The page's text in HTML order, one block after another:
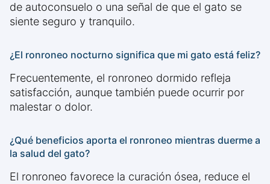
de autoconsuelo o una señal de que el gato se
siente seguro y tranquilo.
¿El ronroneo nocturno significa que mi gato está feliz?
Frecuentemente, el ronroneo dormido refleja
satisfacción, aunque también puede ocurrir por
malestar o dolor.
¿Qué beneficios aporta el ronroneo mientras duerme a
la salud del gato?
El ronroneo favorece la curación ósea, reduce el